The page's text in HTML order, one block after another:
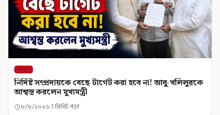
রাজ্য
নির্দিষ্ট সম্প্রদায়কে বেছে টার্গেট করা হবে না! আবু-খলিলুরকে
আশ্বস্ত করলেন মুখ্যমন্ত্রী
৮/৮/২০২৬ 1 মিনিট পড়া